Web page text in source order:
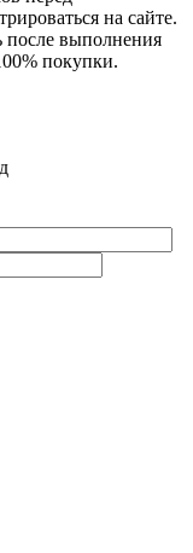
на сайте.
после выполнения
покупки.